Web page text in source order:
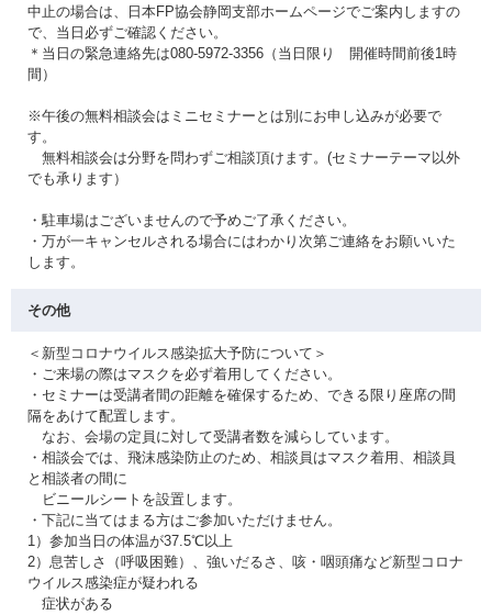
中止の場合は、日本FP協会静岡支部ホームページでご案内しますの
で、当日必ずご確認ください。
＊当日の緊急連絡先は080-5972-3356（当日限り 開催時間前後1時
間）
※午後の無料相談会はミニセミナーとは別にお申し込みが必要で
す。
無料相談会は分野を問わずご相談頂けます。(セミナーテーマ以外
でも承ります）
・駐車場はございませんので予めご了承ください。
・万が一キャンセルされる場合にはわかり次第ご連絡をお願いいた
します。
その他
＜新型コロナウイルス感染拡大予防について＞
・ご来場の際はマスクを必ず着用してください。
・セミナーは受講者間の距離を確保するため、できる限り座席の間
隔をあけて配置します。
なお、会場の定員に対して受講者数を減らしています。
・相談会では、飛沫感染防止のため、相談員はマスク着用、相談員
と相談者の間に
ビニールシートを設置します。
・下記に当てはまる方はご参加いただけません。
1）参加当日の体温が37.5℃以上
2）息苦しさ（呼吸困難）、強いだるさ、咳・咽頭痛など新型コロナ
ウイルス感染症が疑われる
症状がある